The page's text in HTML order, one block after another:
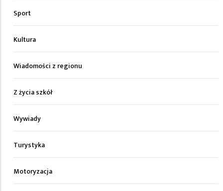
Sport
Kultura
Wiadomości z regionu
Z życia szkół
Wywiady
Turystyka
Motoryzacja